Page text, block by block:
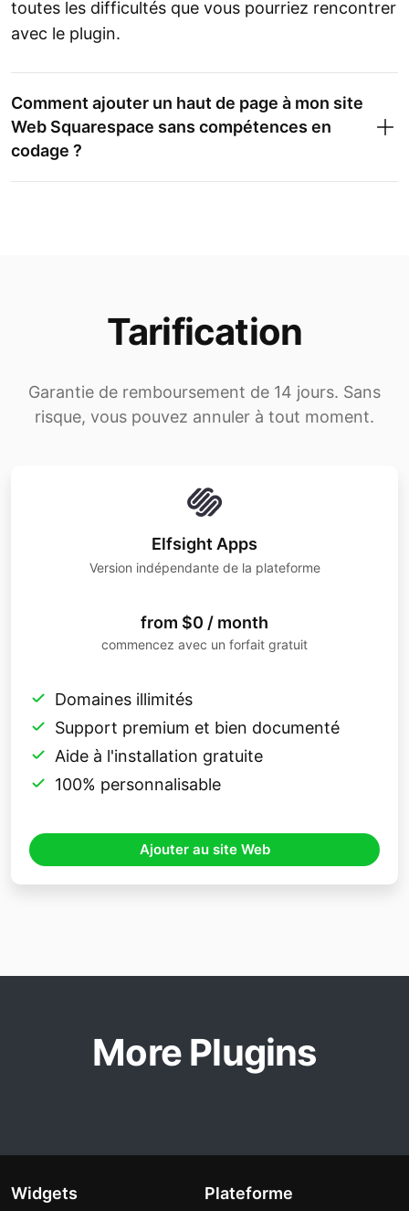
toutes les difficultés que vous pourriez rencontrer
avec le plugin.
Comment ajouter un haut de page à mon site
Web Squarespace sans compétences en
codage ?
Tarification
Garantie de remboursement de 14 jours. Sans
risque, vous pouvez annuler à tout moment.
Elfsight Apps
Version indépendante de la plateforme
from $0 / month
commencez avec un forfait gratuit
Domaines illimités
Support premium et bien documenté
Aide à l'installation gratuite
100% personnalisable
Ajouter au site Web
More Plugins
Widgets Plateforme